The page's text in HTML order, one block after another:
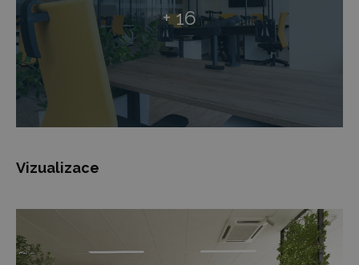
+ 16
Vizualizace